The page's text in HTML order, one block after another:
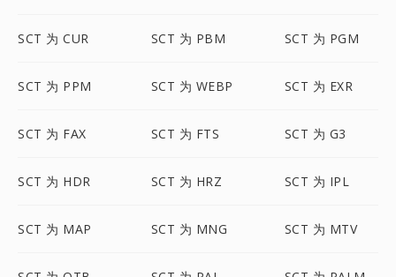
SCT 为 CUR SCT 为 PBM SCT 为 PGM
SCT 为 PPM SCT 为 WEBP SCT 为 EXR
SCT 为 FAX SCT 为 FTS SCT 为 G3
SCT 为 HDR SCT 为 HRZ SCT 为 IPL
SCT 为 MAP SCT 为 MNG SCT 为 MTV